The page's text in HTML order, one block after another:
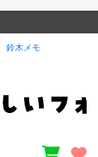
鈴木メモ